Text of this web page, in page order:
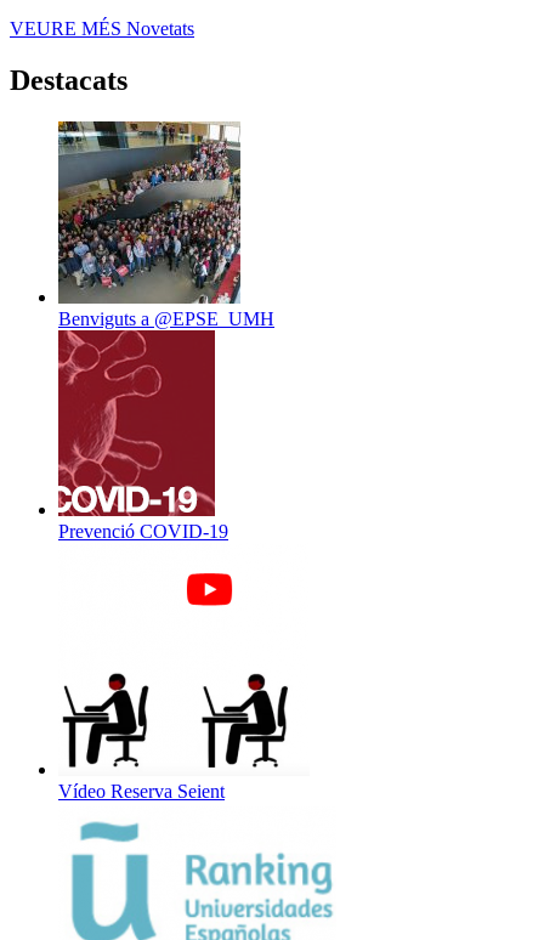
VEURE MÉS Novetats
Destacats
Benviguts a @EPSE_UMH
Prevenció COVID-19
Vídeo Reserva Seient